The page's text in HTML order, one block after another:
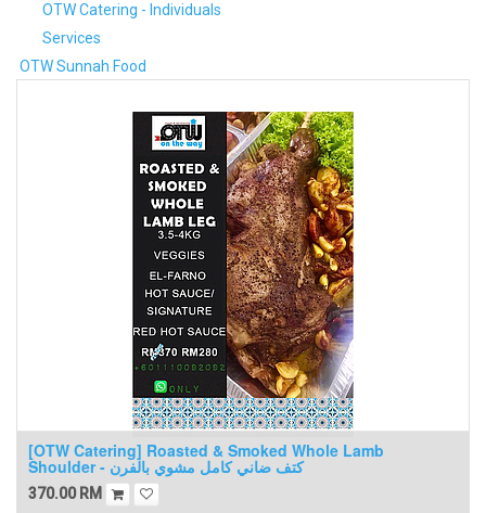
OTW Catering - Individuals
Services
OTW Sunnah Food
[OTW Catering] Roasted & Smoked Whole Lamb
Shoulder - كتف ضاني كامل مشوي بالفرن
370.00RM